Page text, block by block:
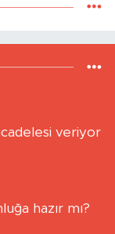
veriyor
hazır mı?